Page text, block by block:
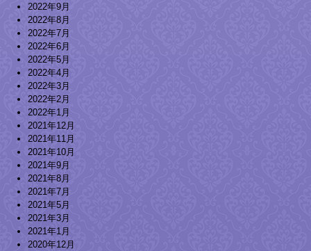
2022年9月
2022年8月
2022年7月
2022年6月
2022年5月
2022年4月
2022年3月
2022年2月
2022年1月
2021年12月
2021年11月
2021年10月
2021年9月
2021年8月
2021年7月
2021年5月
2021年3月
2021年1月
2020年12月